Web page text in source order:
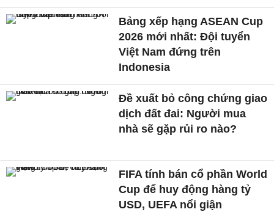
Bảng xếp hạng ASEAN Cup
2026 mới nhất: Đội tuyển
Việt Nam đứng trên
Indonesia
Đề xuất bỏ công chứng giao
dịch đất đai: Người mua
nhà sẽ gặp rủi ro nào?
FIFA tính bán cổ phần World
Cup để huy động hàng tỷ
USD, UEFA nổi giận